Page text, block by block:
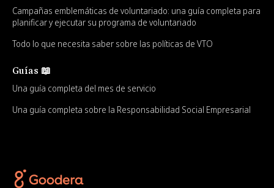
Campañas emblemáticas de voluntariado: una guía completa para
planificar y ejecutar su programa de voluntariado
Todo lo que necesita saber sobre las políticas de VTO
Guías 📖
Una guía completa del mes de servicio
Una guía completa sobre la Responsabilidad Social Empresarial